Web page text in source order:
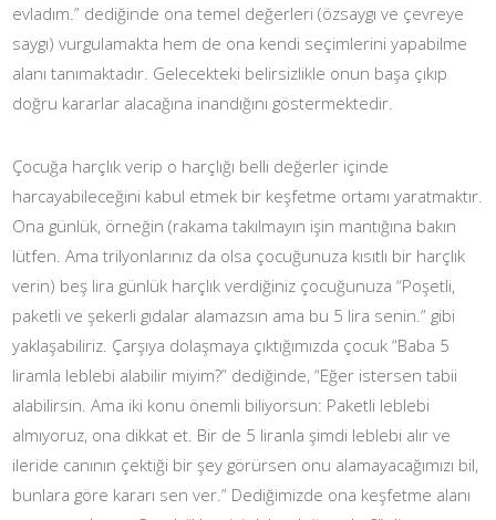
evladım.” dediğinde ona temel değerleri (özsaygı ve çevreye
saygı) vurgulamakta hem de ona kendi seçimlerini yapabilme
alanı tanımaktadır. Gelecekteki belirsizlikle onun başa çıkıp
doğru kararlar alacağına inandığını göstermektedir.
Çocuğa harçlık verip o harçlığı belli değerler içinde
harcayabileceğini kabul etmek bir keşfetme ortamı yaratmaktır.
Ona günlük, örneğin (rakama takılmayın işin mantığına bakın
lütfen. Ama trilyonlarınız da olsa çocuğunuza kısıtlı bir harçlık
verin) beş lira günlük harçlık verdiğiniz çocuğunuza “Poşetli,
paketli ve şekerli gıdalar alamazsın ama bu 5 lira senin.” gibi
yaklaşabiliriz. Çarşıya dolaşmaya çıktığımızda çocuk “Baba 5
liramla leblebi alabilir miyim?” dediğinde, “Eğer istersen tabii
alabilirsin. Ama iki konu önemli biliyorsun: Paketli leblebi
almıyoruz, ona dikkat et. Bir de 5 liranla şimdi leblebi alır ve
ileride canının çektiği bir şey görürsen onu alamayacağımızı bil,
bunlara göre kararı sen ver.” Dediğimizde ona keşfetme alanı